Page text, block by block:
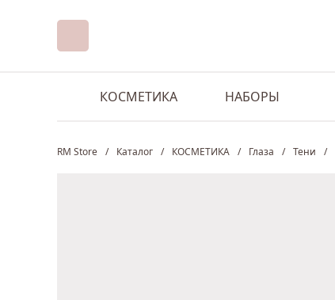
КОСМЕТИКА НАБОРЫ
RM Store / Каталог / КОСМЕТИКА / Глаза / Тени /